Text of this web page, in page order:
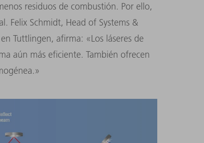
residuos de combustión. Por ello,
Felix Schmidt, Head of Systems &
Tuttlingen, afirma: «Los láseres de
aún más eficiente. También ofrecen